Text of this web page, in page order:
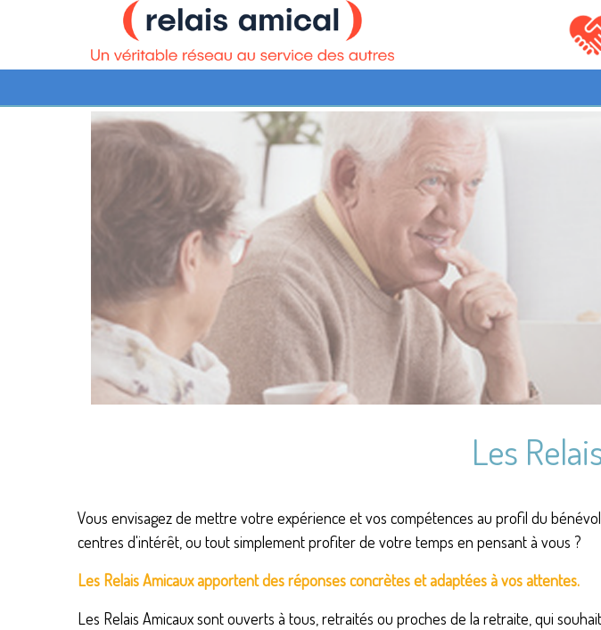
Les
Vous envisagez de mettre votre expérience et vos compétences au profil du
centres d'intérêt, ou tout simplement profiter de votre temps en pensant à vous ?
Les Relais Amicaux apportent des réponses concrètes et adaptées à vos attentes.
Les Relais Amicaux sont ouverts à tous, retraités ou proches de la retraite, qui